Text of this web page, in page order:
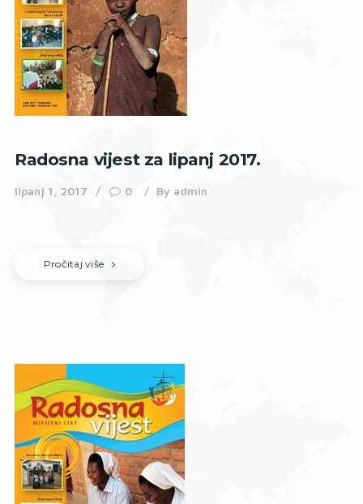
Radosna vijest za lipanj 2017.
lipanj 1, 2017 0 By admin
Pročitaj više